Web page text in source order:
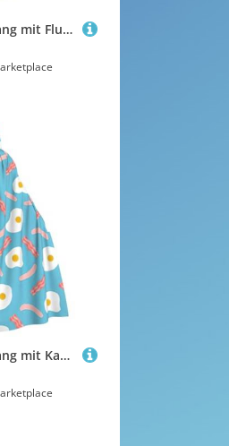
zkyfll Kapuzenumhang mit Flugzeug im Abendlichter, kleiner Umhang mit Kapuze, Halloween-Kostüm, Halloween, Cosplay, Hexe, Robe, Umhang
zkyfll Kapuzenumhang mit Kapuze für Damen, Herren, Erwachsene, Hot Dog, Eiermuster, für Halloween, Cosplay-Kostüme